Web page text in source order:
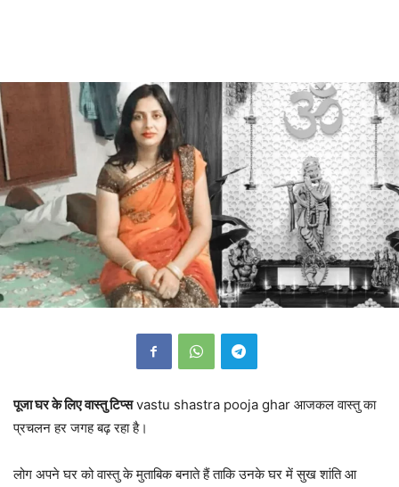
पूजा घर के लिए वास्तु टिप्सvastu shastra pooja ghar आजकल वास्तु का
प्रचलन हर जगह बढ़ रहा है।
लोग अपने घर को वास्तु के मुताबिक बनाते हैं ताकि उनके घर में सुख शांति आ